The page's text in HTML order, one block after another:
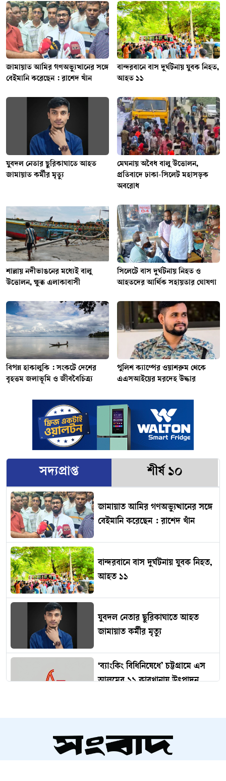
জামায়াত আমির গণঅভ্যুত্থানের সঙ্গে
বেইমানি করেছেন : রাশেদ খাঁন
বান্দরবানে বাস দুর্ঘটনায় যুবক নিহত,
আহত ১১
যুবদল নেতার ছুরিকাঘাতে আহত
জামায়াত কর্মীর মৃত্যু
মেঘনায় অবৈধ বালু উত্তোলন,
প্রতিবাদে ঢাকা-সিলেট মহাসড়ক
অবরোধ
শাল্লায় নদীভাঙনের মধ্যেই বালু
উত্তোলন, ক্ষুব্ধ এলাকাবাসী
সিলেটে বাস দুর্ঘটনায় নিহত ও
আহতদের আর্থিক সহায়তার ঘোষণা
বিপন্ন হাকালুকি : সংকটে দেশের
বৃহত্তম জলাভূমি ও জীববৈচিত্র্য
পুলিশ ক্যাম্পের ওয়াশরুম থেকে
এএসআইয়ের মরদেহ উদ্ধার
সদ্যপ্রাপ্ত শীর্ষ ১০
জামায়াত আমির গণঅভ্যুত্থানের সঙ্গে
বেইমানি করেছেন : রাশেদ খাঁন
বান্দরবানে বাস দুর্ঘটনায় যুবক নিহত,
আহত ১১
যুবদল নেতার ছুরিকাঘাতে আহত
জামায়াত কর্মীর মৃত্যু
‘ব্যাংকিং বিধিনিষেধে’ চট্টগ্রামে এস
আলমের ১১ কারখানায় উৎপাদন
প্রতিবাদে ঢাকা-সিলেট মহাসড়ক
অবরোধ